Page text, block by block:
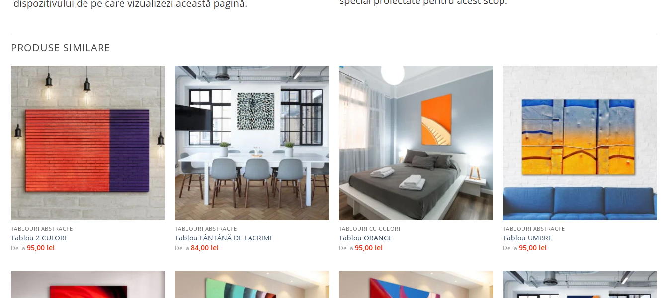
PRODUSE SIMILARE
Adaugă
la
favorite
TABLOURI ABSTRACTE
Tablou 2 CULORI
De la 95,00 lei
Adaugă
la
favorite
TABLOURI ABSTRACTE
Tablou FÂNTÂNĂ DE LACRIMI
De la 84,00 lei
+
TABLOURI CU CULORI
Tablou ORANGE
De la 95,00 lei
Adaugă
favorite
+
TABLOURI ABSTRACTE
Tablou UMBRE
De la 95,00 lei